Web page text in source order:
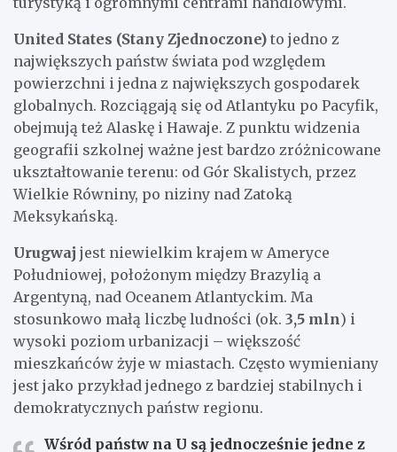
United States (Stany Zjednoczone) to jedno z
największych państw świata pod względem
powierzchni i jedna z największych gospodarek
globalnych. Rozciągają się od Atlantyku po Pacyfik,
obejmują też Alaskę i Hawaje. Z punktu widzenia
geografii szkolnej ważne jest bardzo zróżnicowane
ukształtowanie terenu: od Gór Skalistych, przez
Wielkie Równiny, po niziny nad Zatoką
Meksykańską.
Urugwaj jest niewielkim krajem w Ameryce
Południowej, położonym między Brazylią a
Argentyną, nad Oceanem Atlantyckim. Ma
stosunkowo małą liczbę ludności (ok. 3,5 mln) i
wysoki poziom urbanizacji – większość
mieszkańców żyje w miastach. Często wymieniany
jest jako przykład jednego z bardziej stabilnych i
demokratycznych państw regionu.
Wśród państw na U są jednocześnie jedne z